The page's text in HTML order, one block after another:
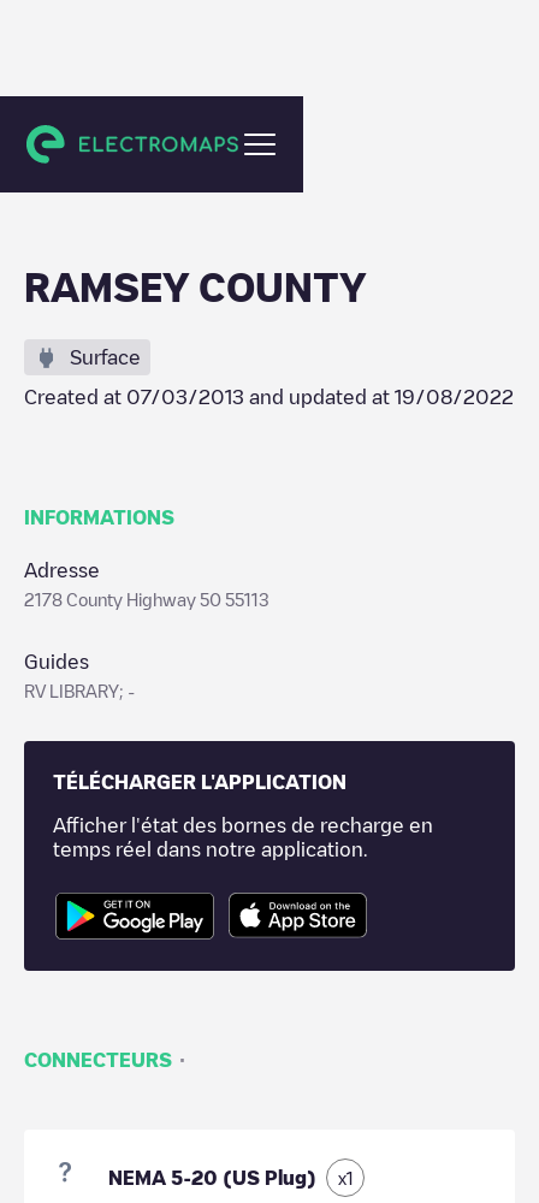
Roseville
RAMSEY COUNTY
Surface
Created at 07/03/2013 and updated at 19/08/2022
INFORMATIONS
Adresse
2178 County Highway 50 55113
Guides
RV LIBRARY; -
TÉLÉCHARGER L'APPLICATION
Afficher l'état des bornes de recharge en
temps réel dans notre application.
CONNECTEURS ·
NEMA 5-20 (US Plug) x1